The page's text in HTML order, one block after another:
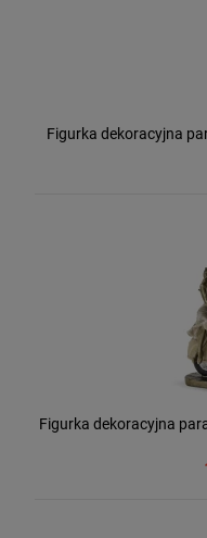
Figurka dekoracyjna
Figurka dekoracyjna